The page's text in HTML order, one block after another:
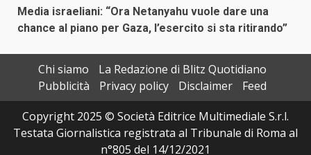
Media israeliani: “Ora Netanyahu vuole dare una
chance al piano per Gaza, l’esercito si sta ritirando”
Chi siamo
La Redazione di Blitz Quotidiano
Pubblicità
Privacy policy Disclaimer
Feed
Copyright 2025 © Società Editrice Multimediale S.r.l.
Testata Giornalistica registrata al Tribunale di Roma al
n°805 del 14/12/2021